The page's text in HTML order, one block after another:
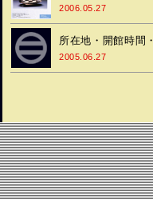
2006.05.27
所在地・開館時間
2005.06.27